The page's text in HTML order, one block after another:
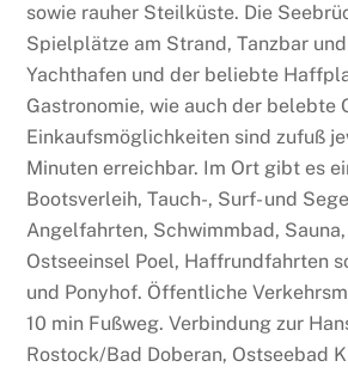
sowie rauher Steilküste. Die
Spielplätze am Strand, Tanzbar
Yachthafen und der beliebte
Gastronomie, wie auch der belebte
Einkaufsmöglichkeiten sind zufuß
Minuten erreichbar. Im Ort gibt es
Bootsverleih, Tauch-, Surf- und
Angelfahrten, Schwimmbad,
Ostseeinsel Poel, Haffrundfahrten
und Ponyhof. Öffentliche
10 min Fußweg. Verbindung zur
Rostock/Bad Doberan, Ostseebad